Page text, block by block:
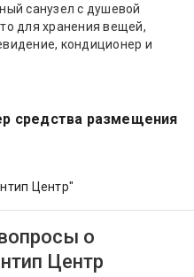
санузел с душевой
для хранения вещей,
кондиционер и
средства размещения
Центр"
о
Центр